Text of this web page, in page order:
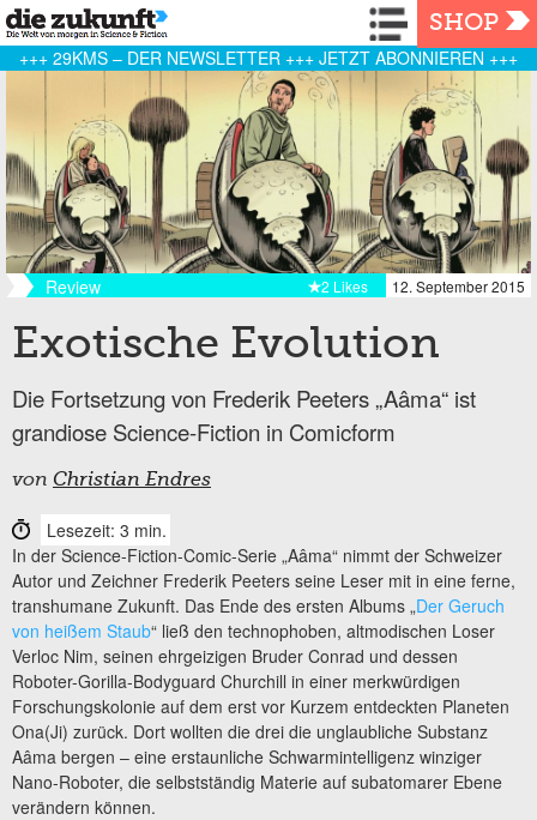
Navigation
SHOP
+++ 29KMS – DER NEWSLETTER +++ JETZT ABONNIEREN +++
Review 12. September 2015
2 Likes
Exotische Evolution
Die Fortsetzung von Frederik Peeters „Aâma“ ist
grandiose Science-Fiction in Comicform
von Christian Endres
Lesezeit: 3 min.
In der Science-Fiction-Comic-Serie „Aâma“ nimmt der Schweizer
Autor und Zeichner Frederik Peeters seine Leser mit in eine ferne,
transhumane Zukunft. Das Ende des ersten Albums „Der Geruch
von heißem Staub“ ließ den technophoben, altmodischen Loser
Verloc Nim, seinen ehrgeizigen Bruder Conrad und dessen
Roboter-Gorilla-Bodyguard Churchill in einer merkwürdigen
Forschungskolonie auf dem erst vor Kurzem entdeckten Planeten
Ona(Ji) zurück. Dort wollten die drei die unglaubliche Substanz
Aâma bergen – eine erstaunliche Schwarmintelligenz winziger
Nano-Roboter, die selbstständig Materie auf subatomarer Ebene
verändern können.